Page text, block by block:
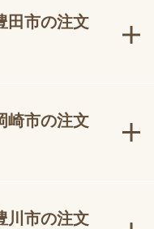
田市の注文
崎市の注文
川市の注文